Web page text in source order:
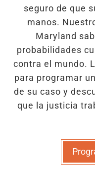
seguro de que
manos.
Maryland
probabilidades
contra el mundo.
para programar
de su caso y
que la justicia